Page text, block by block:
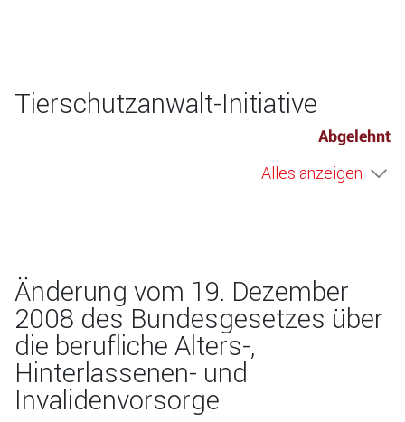
Tierschutzanwalt-Initiative
Abgelehnt
Alles anzeigen
Änderung vom 19. Dezember
2008 des Bundesgesetzes über
die berufliche Alters-,
Hinterlassenen- und
Invalidenvorsorge